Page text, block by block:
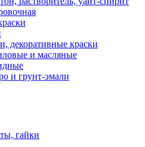
декоративные краски
и масляные
и грунт-эмали
гайки